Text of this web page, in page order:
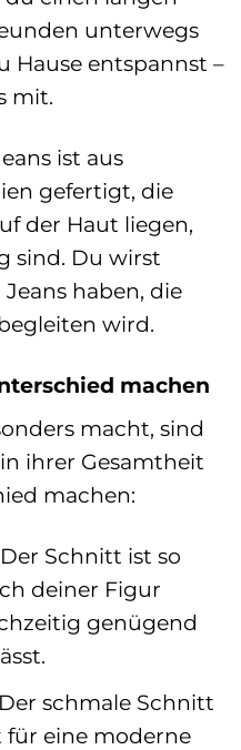
unterwegs
Hause entspannst –
mit.
ist aus
gefertigt, die
der Haut liegen,
sind. Du wirst
haben, die
wird.
machen
macht, sind
ihrer Gesamtheit
machen:
Schnitt ist so
deiner Figur
genügend
schmale Schnitt
für eine moderne